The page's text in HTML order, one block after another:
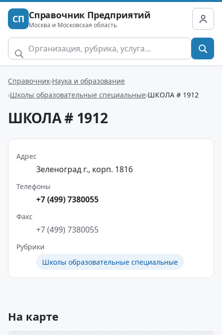
СП Справочник Предприятий
Москва и Московская область
Справочник Наука и образование
Школы образовательные специальные ШКОЛА # 1912
ШКОЛА # 1912
Адрес
Зеленоград г., корп. 1816
Телефоны
+7 (499) 7380055
Факс
+7 (499) 7380055
Рубрики
Школы образовательные специальные
На карте